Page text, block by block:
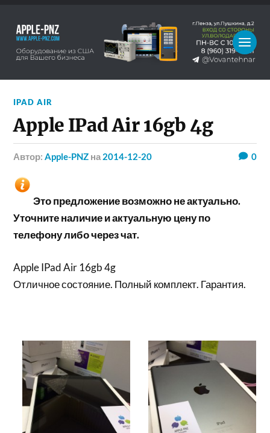
IPAD AIR
Apple IPad Air 16gb 4g
Автор:Apple-PNZ на 2014-12-20 0
Это предложение возможно не актуально.
Уточните наличие и актуальную цену по
телефону либо через чат.
Apple IPad Air 16gb 4g
Отличное состояние. Полный комплект. Гарантия.